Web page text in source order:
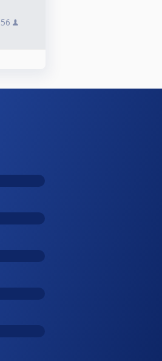
56